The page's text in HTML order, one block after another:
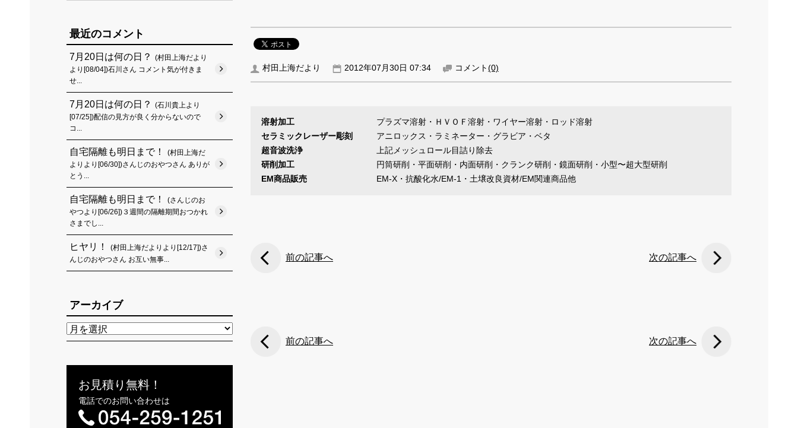
村田上海だより 2012年07月30日 07:34 コメント(0)
溶射加工
プラズマ溶射・ＨＶＯＦ溶射・ワイヤー溶射・ロッド溶射
セラミックレーザー彫刻
アニロックス・ラミネーター・グラビア・ベタ
超音波洗浄
上記メッシュロール目詰り除去
研削加工
円筒研削・平面研削・内面研削・クランク研削・鏡面研削・小型〜超大型研削
EM商品販売
EM-X・抗酸化水/EM-1・土壌改良資材/EM関連商品他
前の記事へ 次の記事へ
前の記事へ 次の記事へ
最近のコメント
7月20日は何の日？
(村田上海だより
より[08/04])石川さん コメント気が付きま
せ...
7月20日は何の日？
(石川貴上より
[07/25])配信の見方が良く分からないので
コ...
自宅隔離も明日まで！
(村田上海だ
よりより[06/30])さんじのおやつさん ありが
とう...
自宅隔離も明日まで！
(さんじのお
やつより[06/26])３週間の隔離期間おつかれ
さまでし...
ヒヤリ！
(村田上海だよりより[12/17])さ
んじのおやつさん お互い無事...
アーカイブ
お見積り無料！
電話でのお問い合わせは